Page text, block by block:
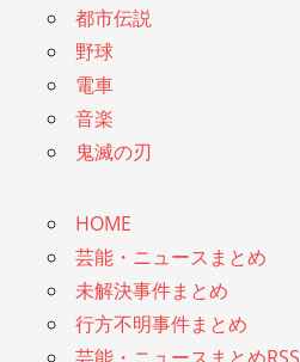
都市伝説
野球
電車
音楽
鬼滅の刃
HOME
芸能・ニュースまとめ
未解決事件まとめ
行方不明事件まとめ